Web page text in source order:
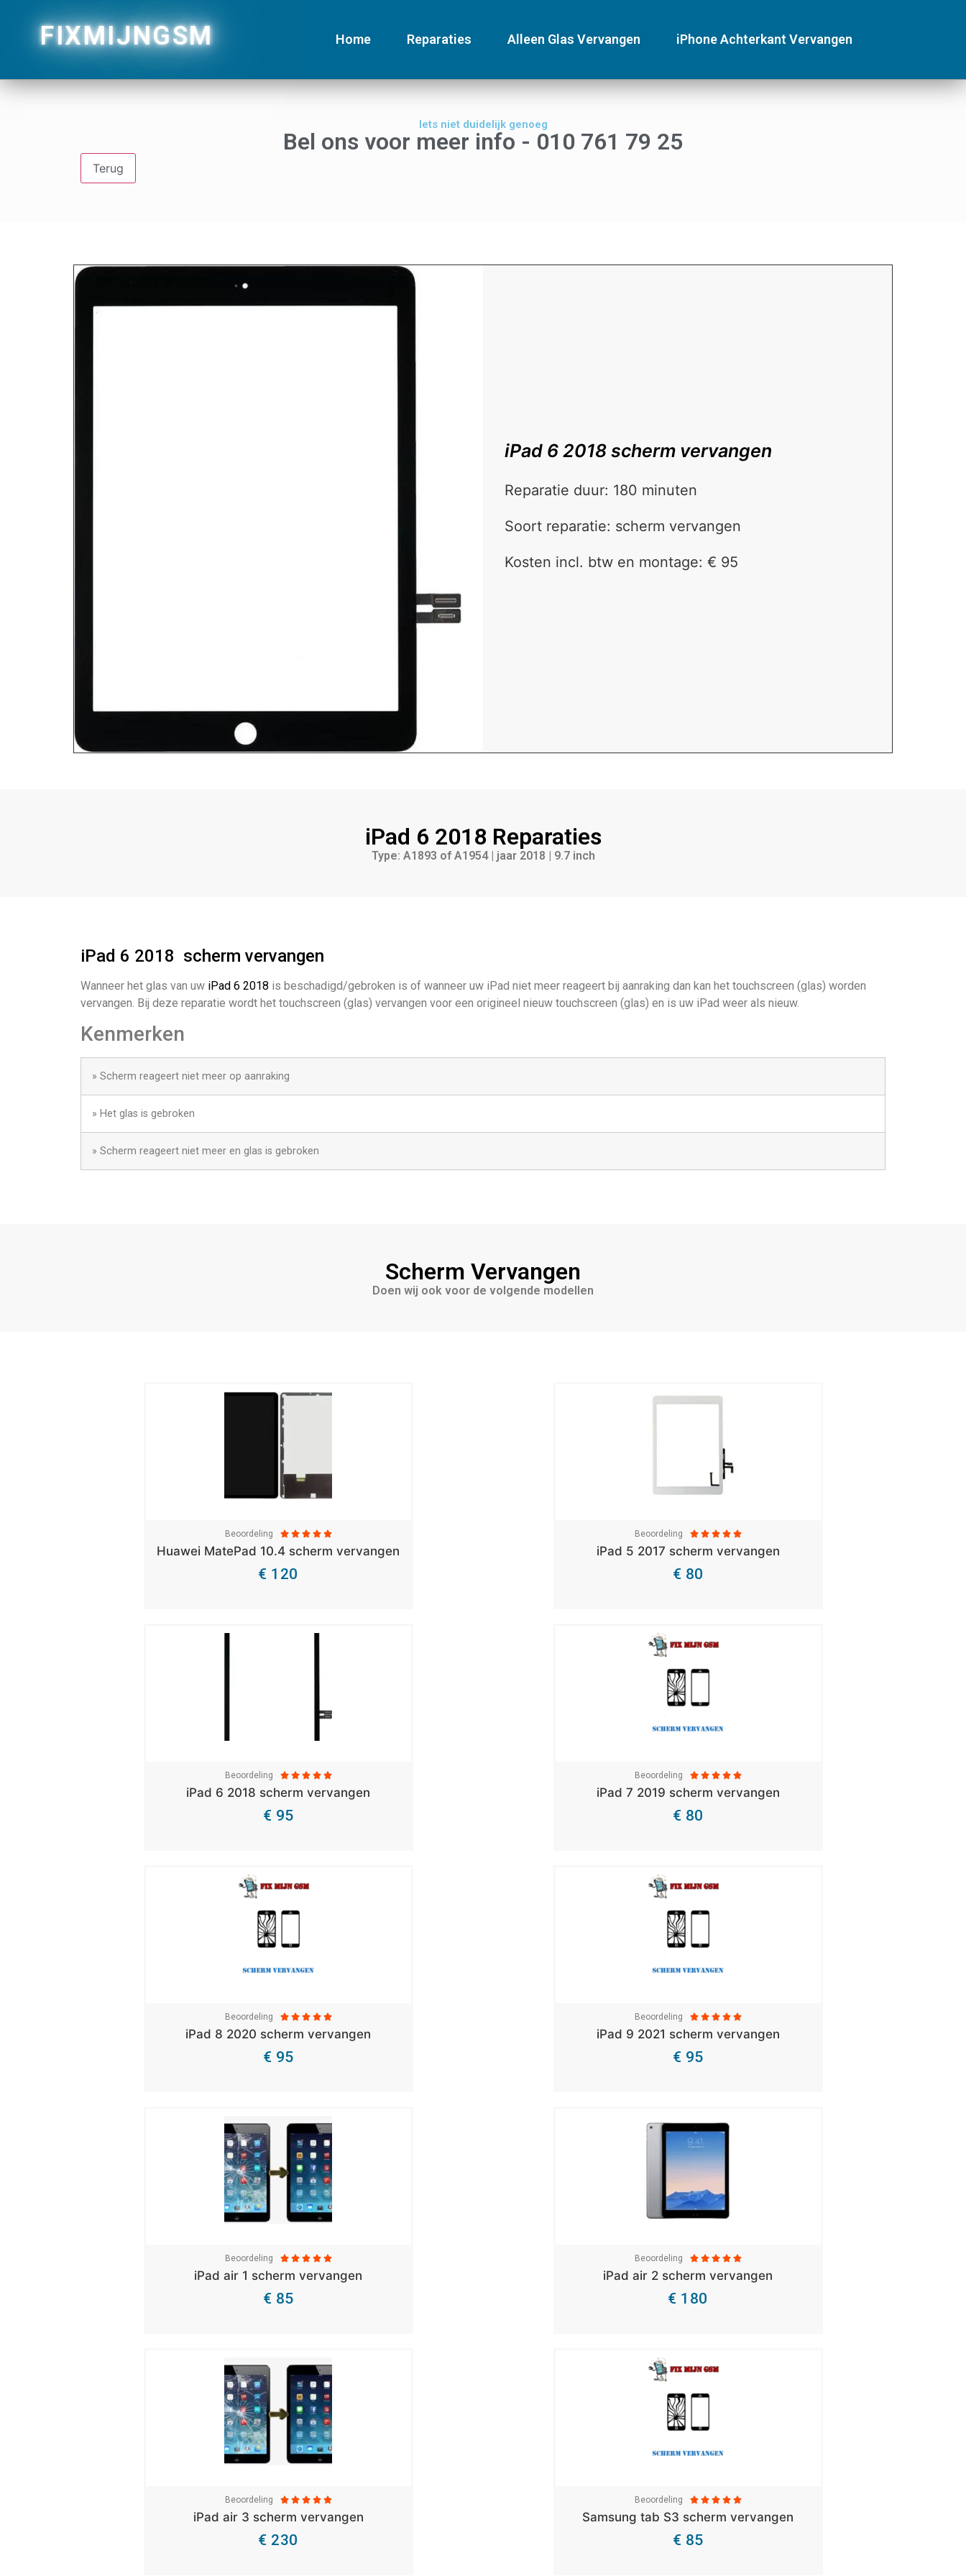
FIXMIJNGSM Home Reparaties Alleen Glas Vervangen iPhone Achterkant Vervangen
Iets niet duidelijk genoeg
Bel ons voor meer info - 010 761 79 25
Terug
iPad 6 2018 scherm vervangen
Reparatie duur: 180 minuten
Soort reparatie: scherm vervangen
Kosten incl. btw en montage: € 95
iPad 6 2018 Reparaties
Type: A1893 of A1954 | jaar 2018 | 9.7 inch
iPad 6 2018 scherm vervangen
Wanneer het glas van uw iPad 6 2018 is beschadigd/gebroken is of wanneer uw iPad niet meer reageert bij aanraking dan kan het touchscreen (glas) worden
vervangen. Bij deze reparatie wordt het touchscreen (glas) vervangen voor een origineel nieuw touchscreen (glas) en is uw iPad weer als nieuw.
Kenmerken
» Scherm reageert niet meer op aanraking
» Het glas is gebroken
» Scherm reageert niet meer en glas is gebroken
Scherm Vervangen
Doen wij ook voor de volgende modellen
Beoordeling     
Huawei MatePad 10.4 scherm vervangen
€ 120
Bekijk Details
Beoordeling     
iPad 5 2017 scherm vervangen
€ 80
Bekijk Details
Beoordeling     
iPad 6 2018 scherm vervangen
€ 95
Bekijk Details
Beoordeling     
iPad 7 2019 scherm vervangen
€ 80
Bekijk Details
Beoordeling     
iPad 8 2020 scherm vervangen
€ 95
Bekijk Details
Beoordeling     
iPad 9 2021 scherm vervangen
€ 95
Bekijk Details
Beoordeling     
iPad air 1 scherm vervangen
€ 85
Bekijk Details
Beoordeling     
iPad air 2 scherm vervangen
€ 180
Bekijk Details
Beoordeling     
iPad air 3 scherm vervangen
€ 230
Bekijk Details
Beoordeling     
Samsung tab S3 scherm vervangen
€ 85
Bekijk Details